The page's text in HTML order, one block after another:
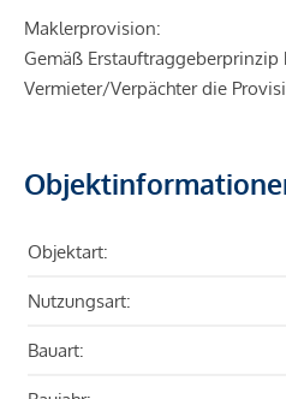
Maklerprovision:
Gemäß Erstauftraggeberprinzip
Vermieter/Verpächter die
Objektart:
Nutzungsart:
Bauart: